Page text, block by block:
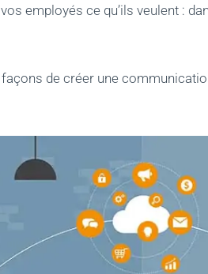
employés ce qu’ils veulent :
de créer une